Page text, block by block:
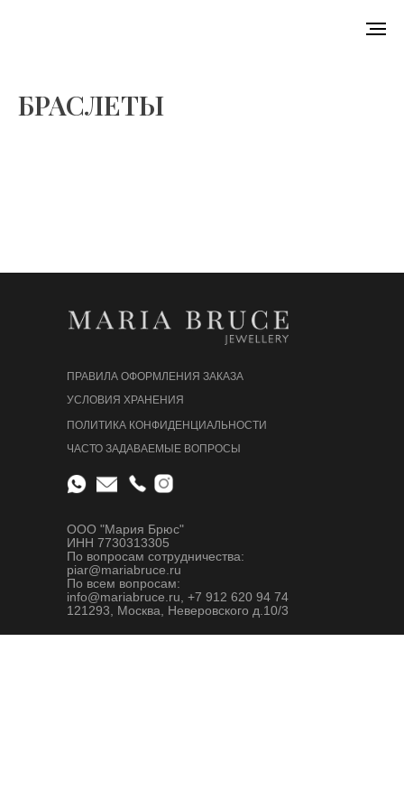
БРАСЛЕТЫ
ПРАВИЛА ОФОРМЛЕНИЯ ЗАКАЗА
УСЛОВИЯ ХРАНЕНИЯ
ПОЛИТИКА КОНФИДЕНЦИАЛЬНОСТИ
ЧАСТО ЗАДАВАЕМЫЕ ВОПРОСЫ
ООО "Мария Брюс"
ИНН 7730313305
По вопросам сотрудничества:
piar@mariabruce.ru
По всем вопросам:
info@mariabruce.ru, +7 912 620 94 74
121293, Москва, Неверовского д.10/3